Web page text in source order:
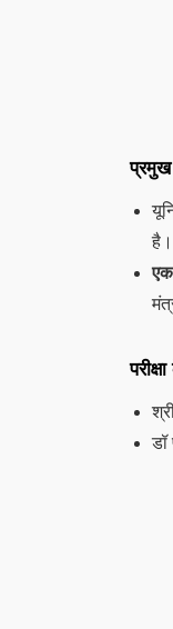
प्रमुख
है।
एक